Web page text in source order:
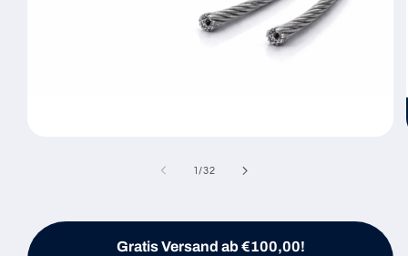
1 /von
32
Gratis Versand ab €100,00!